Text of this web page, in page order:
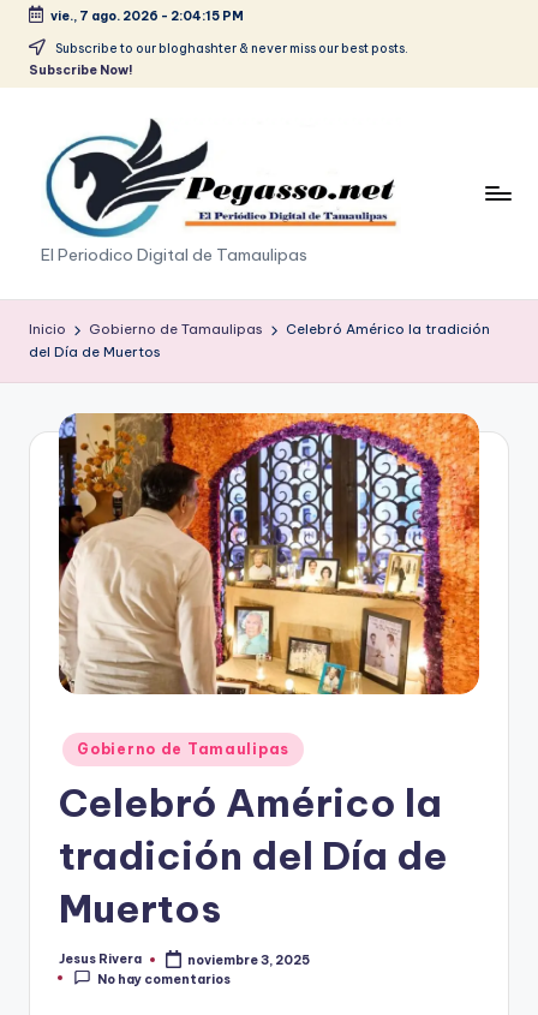
Saltar
vie., 7 ago. 2026 - 2:04:15 PM
Subscribe to our bloghashter & never miss our best posts.
Subscribe Now!
p
e
g
a
o
p
El Periodico Digital de Tamaulipas
Inicio Gobierno de Tamaulipas
Celebró Américo la tradición
del Día de Muertos
Publicado
en
Gobierno de Tamaulipas
Celebró Américo la
tradición del Día de
Muertos
Publicado
por
Jesus Rivera
noviembre 3, 2025
No hay comentarios